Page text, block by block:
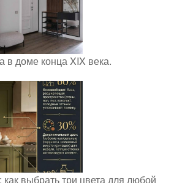
в доме конца XIX века.
выбрать три цвета для любой